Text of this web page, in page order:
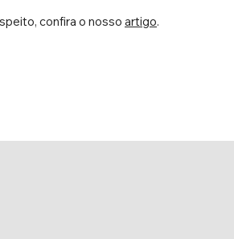
confira o nosso artigo.